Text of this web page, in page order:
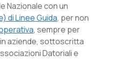
Nazionale con un
di Linee Guida, per non
, sempre per
aziende, sottoscritta
Datoriali e